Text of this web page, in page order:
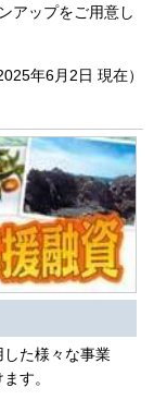
アップをご用意し
2025年6月2日 現在）
た様々な事業
す。